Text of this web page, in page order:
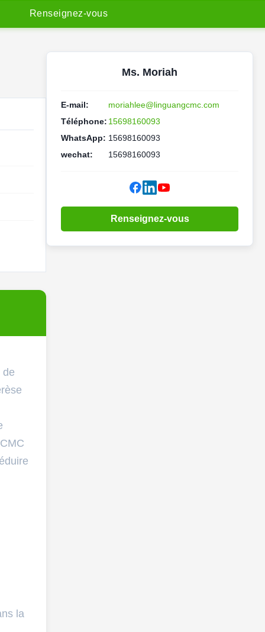
Renseignez-vous
de
la
Ms. Moriah
E-mail:
moriahlee@linguangcmc.com
Téléphone: 15698160093
WhatsApp: 15698160093
wechat:
15698160093
Renseignez-vous